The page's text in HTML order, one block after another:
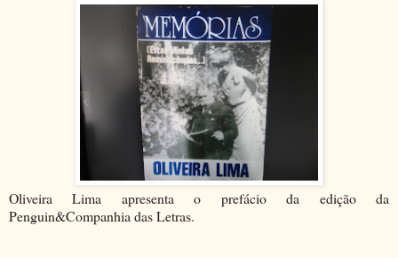
Oliveira Lima apresenta o prefácio da edição da
Penguin&Companhia das Letras.